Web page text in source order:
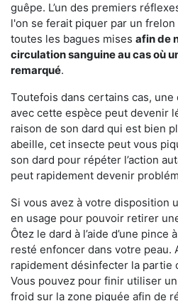
guêpe. L’un des premiers
l'on se ferait piquer par un
toutes les bagues mises afin de
circulation sanguine au cas où
remarqué.
Toutefois dans certains cas,
avec cette espèce peut devenir
raison de son dard qui est bien
abeille, cet insecte peut vous
son dard pour répéter l’action
peut rapidement devenir
Si vous avez à votre disposition
en usage pour pouvoir retirer
Ôtez le dard à l’aide d’une
resté enfoncer dans votre peau.
rapidement désinfecter la partie
Vous pouvez pour finir utiliser
froid sur la zone piquée afin de